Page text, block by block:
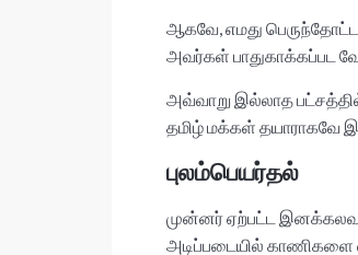
ஆகவே, எமது
அவர்கள் பாதுகாக்கப்பட
அவ்வாறு இல்லாத
தமிழ் மக்கள் தயாராகவே
புலம்பெயர்தல்
முன்னர் ஏற்பட்ட
அடிப்படையில் காணிகளை